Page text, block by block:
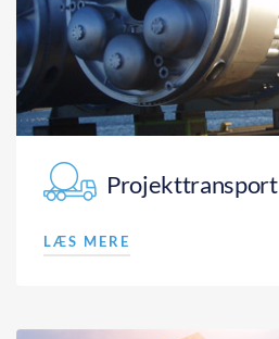
Projekttransport
LÆS MERE